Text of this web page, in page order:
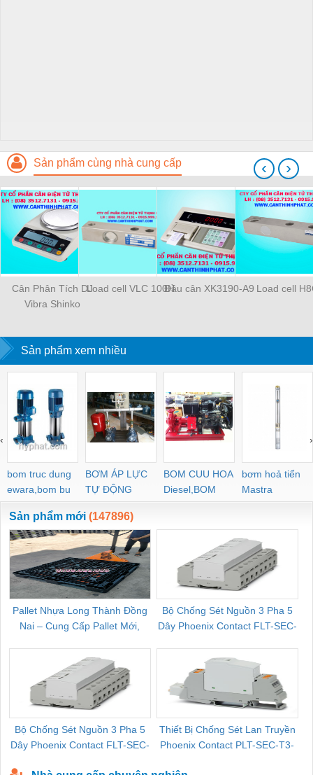
Sản phẩm cùng nhà cung cấp
Cân Phân Tích DJ
Vibra Shinko
Load cell VLC 100HĐầu cân XK3190-A9 Load cell
‹ ›
Sản phẩm xem nhiều
bom truc dung
ewara,bom bu
ewara
BƠM ÁP LỰC
TỰ ĐỘNG
BOM CUU HOA
Diesel,BOM
CHUA CHAY
bơm hoả tiển
Mastra
‹ ›
Sản phẩm mới (147896)
Pallet Nhựa Long Thành Đồng
Nai – Cung Cấp Pallet Mới,
Bộ Chống Sét Nguồn 3 Pha 5
Dây Phoenix Contact FLT-SEC-
Bộ Chống Sét Nguồn 3 Pha 5
Dây Phoenix Contact FLT-SEC-
Thiết Bị Chống Sét Lan Truyền
Phoenix Contact PLT-SEC-T3-